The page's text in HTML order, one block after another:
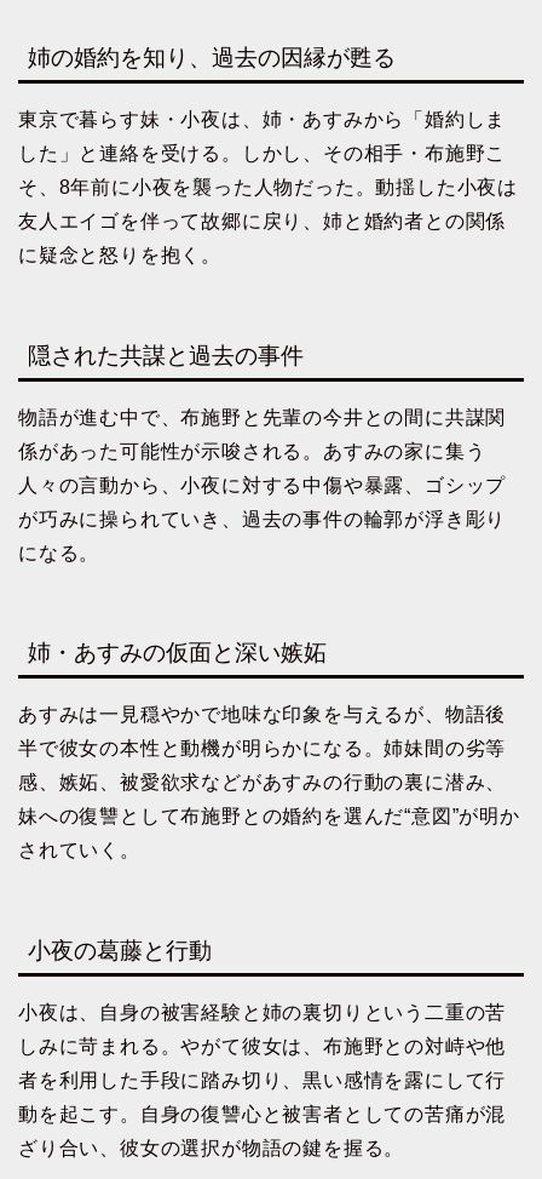
姉の婚約を知り、過去の因縁が甦る
東京で暮らす妹・小夜は、姉・あすみから「婚約しま
した」と連絡を受ける。しかし、その相手・布施野こ
そ、8年前に小夜を襲った人物だった。動揺した小夜は
友人エイゴを伴って故郷に戻り、姉と婚約者との関係
に疑念と怒りを抱く。
隠された共謀と過去の事件
物語が進む中で、布施野と先輩の今井との間に共謀関
係があった可能性が示唆される。あすみの家に集う
人々の言動から、小夜に対する中傷や暴露、ゴシップ
が巧みに操られていき、過去の事件の輪郭が浮き彫り
になる。
姉・あすみの仮面と深い嫉妬
あすみは一見穏やかで地味な印象を与えるが、物語後
半で彼女の本性と動機が明らかになる。姉妹間の劣等
感、嫉妬、被愛欲求などがあすみの行動の裏に潜み、
妹への復讐として布施野との婚約を選んだ“意図”が明か
されていく。
小夜の葛藤と行動
小夜は、自身の被害経験と姉の裏切りという二重の苦
しみに苛まれる。やがて彼女は、布施野との対峙や他
者を利用した手段に踏み切り、黒い感情を露にして行
動を起こす。自身の復讐心と被害者としての苦痛が混
ざり合い、彼女の選択が物語の鍵を握る。